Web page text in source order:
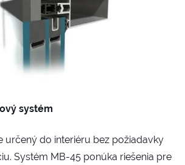
systém
určený do interiéru bez požiadavky
Systém MB-45 ponúka riešenia pre